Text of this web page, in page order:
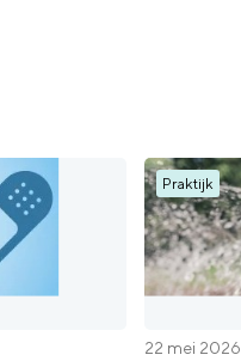
Praktijk
22 mei 2026